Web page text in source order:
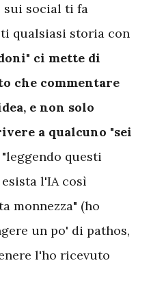
sui social ti fa
qualsiasi storia con
ci mette di
che commentare
e non solo
a qualcuno "sei
"leggendo questi
l'IA così
monnezza" (ho
un po' di pathos,
l'ho ricevuto